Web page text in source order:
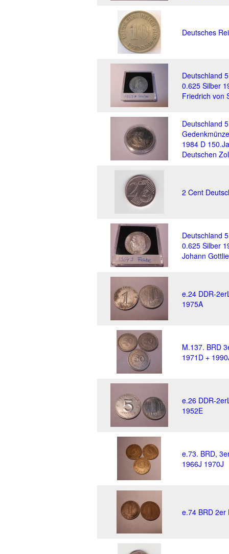
Deutsches
Deutschland
0.625 Silber
Friedrich von
Deutschland
1984 D
Deutschen
2 Cent
Deutschland
0.625 Silber
Johann
e.24 DDR-
1975A
M.137. BRD
1971D +
e.26 DDR-
1952E
e.73. BRD,
1966J 1970J
e.74 BRD 2er